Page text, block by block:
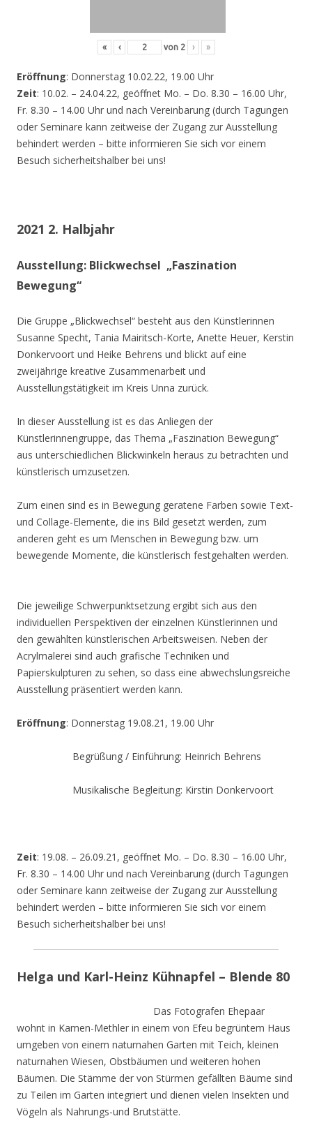
« ‹ von 2 › »
Eröffnung: Donnerstag 10.02.22, 19.00 Uhr
Zeit: 10.02. – 24.04.22, geöffnet Mo. – Do. 8.30 – 16.00 Uhr,
Fr. 8.30 – 14.00 Uhr und nach Vereinbarung (durch Tagungen
oder Seminare kann zeitweise der Zugang zur Ausstellung
behindert werden – bitte informieren Sie sich vor einem
Besuch sicherheitshalber bei uns!
2021 2. Halbjahr
Ausstellung: Blickwechsel „Faszination
Bewegung“
Die Gruppe „Blickwechsel“ besteht aus den Künstlerinnen
Susanne Specht, Tania Mairitsch-Korte, Anette Heuer, Kerstin
Donkervoort und Heike Behrens und blickt auf eine
zweijährige kreative Zusammenarbeit und
Ausstellungstätigkeit im Kreis Unna zurück.
In dieser Ausstellung ist es das Anliegen der
Künstlerinnengruppe, das Thema „Faszination Bewegung“
aus unterschiedlichen Blickwinkeln heraus zu betrachten und
künstlerisch umzusetzen.
Zum einen sind es in Bewegung geratene Farben sowie Text-
und Collage-Elemente, die ins Bild gesetzt werden, zum
anderen geht es um Menschen in Bewegung bzw. um
bewegende Momente, die künstlerisch festgehalten werden.
Die jeweilige Schwerpunktsetzung ergibt sich aus den
individuellen Perspektiven der einzelnen Künstlerinnen und
den gewählten künstlerischen Arbeitsweisen. Neben der
Acrylmalerei sind auch grafische Techniken und
Papierskulpturen zu sehen, so dass eine abwechslungsreiche
Ausstellung präsentiert werden kann.
Eröffnung: Donnerstag 19.08.21, 19.00 Uhr
Begrüßung / Einführung: Heinrich Behrens
Musikalische Begleitung: Kirstin Donkervoort
Zeit: 19.08. – 26.09.21, geöffnet Mo. – Do. 8.30 – 16.00 Uhr,
Fr. 8.30 – 14.00 Uhr und nach Vereinbarung (durch Tagungen
oder Seminare kann zeitweise der Zugang zur Ausstellung
behindert werden – bitte informieren Sie sich vor einem
Besuch sicherheitshalber bei uns!
Helga und Karl-Heinz Kühnapfel – Blende 80
Das Fotografen Ehepaar
wohnt in Kamen-Methler in einem von Efeu begrüntem Haus
umgeben von einem naturnahen Garten mit Teich, kleinen
naturnahen Wiesen, Obstbäumen und weiteren hohen
Bäumen. Die Stämme der von Stürmen gefällten Bäume sind
zu Teilen im Garten integriert und dienen vielen Insekten und
Vögeln als Nahrungs-und Brutstätte.